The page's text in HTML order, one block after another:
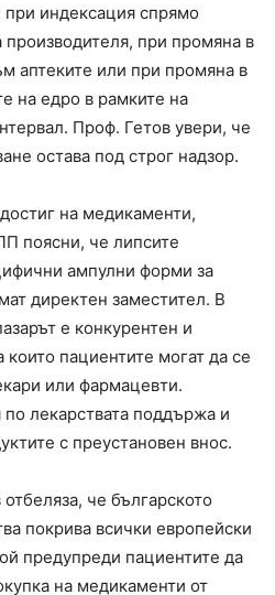
при индексация спрямо
при промяна в
аптеките или при промяна в
на едро в рамките на
Проф. Гетов увери, че
остава под строг надзор.
на медикаменти,
поясни, че липсите
ампулни форми за
директен заместител. В
е конкурентен и
които пациентите могат да се
или фармацевти.
лекарствата поддържа и
с преустановен внос.
че българското
покрива всички европейски
предупреди пациентите да
на медикаменти от